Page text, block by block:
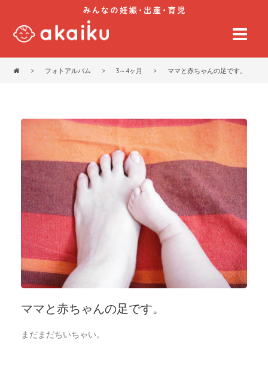
> フォトアルバム > 3～4ヶ月 > ママと赤ちゃんの足です。
ママと赤ちゃんの足です。
まだまだちいちゃい。